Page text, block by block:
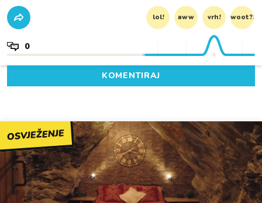
lol! aww vrh! woot?!
0
KOMENTIRAJ
OSVJEŽENJE